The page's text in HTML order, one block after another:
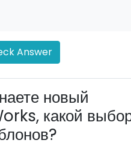
Answer
новый
какой